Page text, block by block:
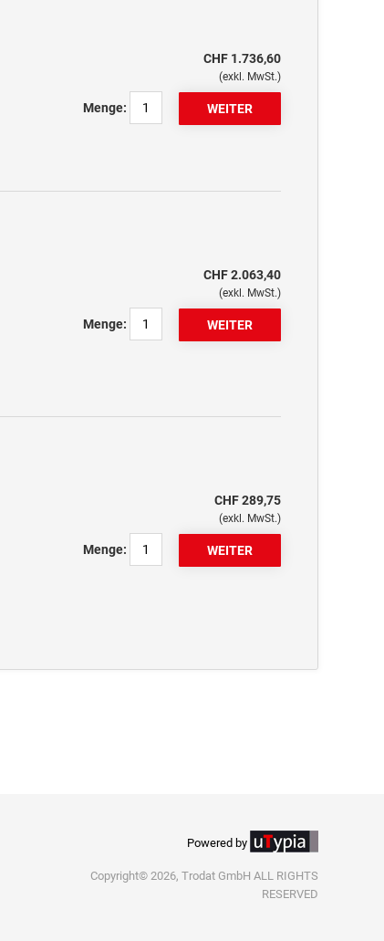
CHF 1.736,60
(exkl. MwSt.)
Menge:
CHF 2.063,40
(exkl. MwSt.)
Menge:
CHF 289,75
(exkl. MwSt.)
Menge:
Powered by
Copyright© 2026, Trodat GmbH ALL RIGHTS
RESERVED